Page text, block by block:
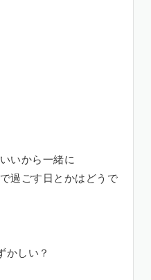
いから一緒に
過ごす日とかはどうで
かしい？